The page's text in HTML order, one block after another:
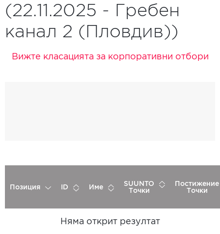
(22.11.2025 - Гребен
канал 2 (Пловдив))
Вижте класацията за корпоративни отбори
Позиция ID Име
SUUNTO
Точки
Постижение
Точки
Няма открит резултат